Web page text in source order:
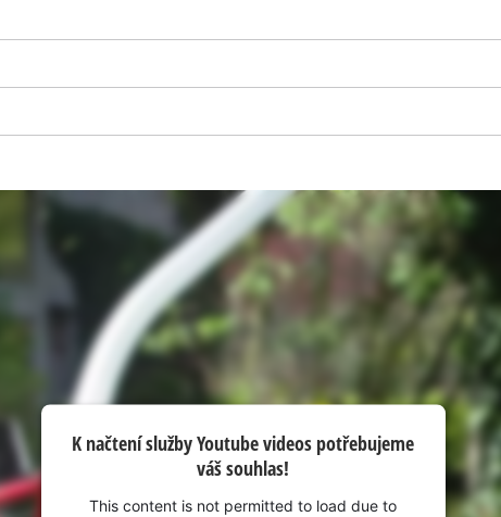
potřebujeme váš souhlas!
to trackers that are not disclosed to the
visitor. The website owner needs to setup
the site with their CMP to add this content
to the list of technologies used.
Powered by
Usercentrics Consent
Management Platform
K načtení služby Youtube videos potřebujeme
váš souhlas!
This content is not permitted to load due to